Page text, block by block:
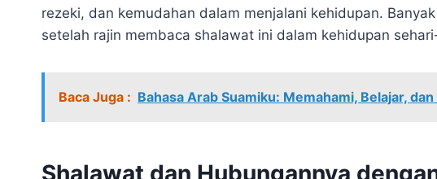
rezeki, dan kemudahan dalam menjalani kehidupan.
setelah rajin membaca shalawat ini dalam kehidupan
Baca Juga : Bahasa Arab Suamiku: Memahami, Belajar,
Shalawat dan Hubungannya